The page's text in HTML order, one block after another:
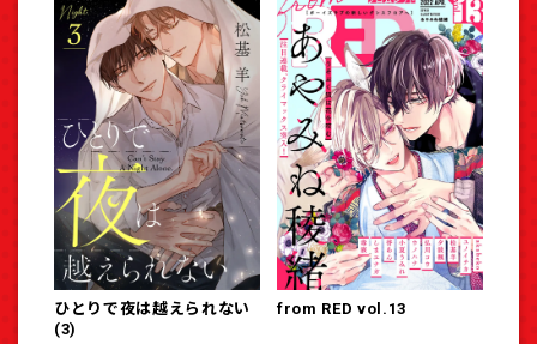
ひとりで夜は越えられない
(3)
from RED vol.13